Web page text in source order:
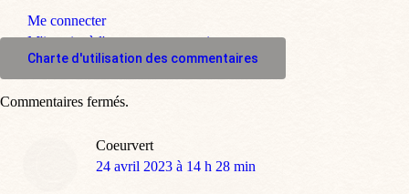
Me connecter
M'inscrire à l'espace commentaire
Charte d'utilisation des commentaires
Coeurvert
dit
24 avril 2023 à 14 h 28 min
Commentaires fermés.